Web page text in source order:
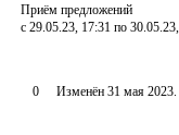
Приём предложений
с 29.05.23, 17:31 по
0 Изменён 31 мая 2023.